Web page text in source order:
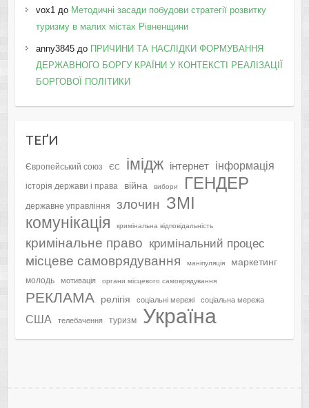
vox1 до Методичні засади побудови стратегії розвитку
туризму в малих містах Рівненщини
anny3845до ПРИЧИНИ ТА НАСЛІДКИ ФОРМУВАННЯ
ДЕРЖАВНОГО БОРГУ КРАЇНИ У КОНТЕКСТІ РЕАЛІЗАЦІЇ
БОРГОВОЇ ПОЛІТИКИ
ТЕҐИ
Європейський союз ЄС імідж інтернет інформація
історія держави і права війна вибори ГЕНДЕР
державне управління злочин ЗМІ
комунікація кримінальна відповідальність
кримінальне право кримінальний процес
місцеве самоврядування маніпуляція маркетинг
молодь мотивація органи місцевого самоврядування
РЕКЛАМА релігія соціальні мережі соціальна мережа
США телебачення туризм Україна